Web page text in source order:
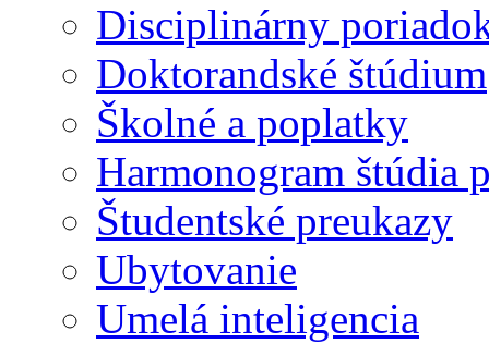
Disciplinárny
Doktorandské štúdium
Školné a poplatky
Harmonogram štúdia
Študentské preukazy
Ubytovanie
Umelá inteligencia